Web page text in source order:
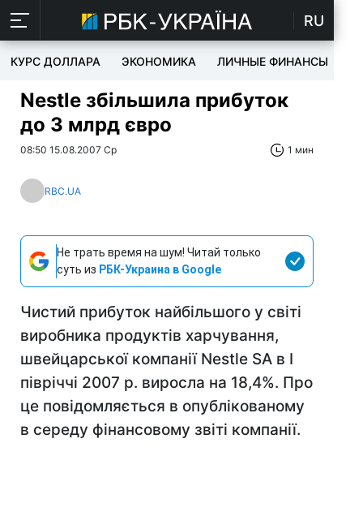
RU
КУРС ДОЛЛАРА ЭКОНОМИКА ЛИЧНЫЕ ФИНАНСЫ
Nestle збільшила прибуток
до 3 млрд євро
08:50 15.08.2007 Ср 1 мин
RBC.UA
Не трать время на шум! Читай только
суть из РБК-Украина в Google
Чистий прибуток найбільшого у світі
виробника продуктів харчування,
швейцарської компанії Nestle SA в I
півріччі 2007 р. виросла на 18,4%. Про
це повідомляється в опублікованому
в середу фінансовому звіті компанії.